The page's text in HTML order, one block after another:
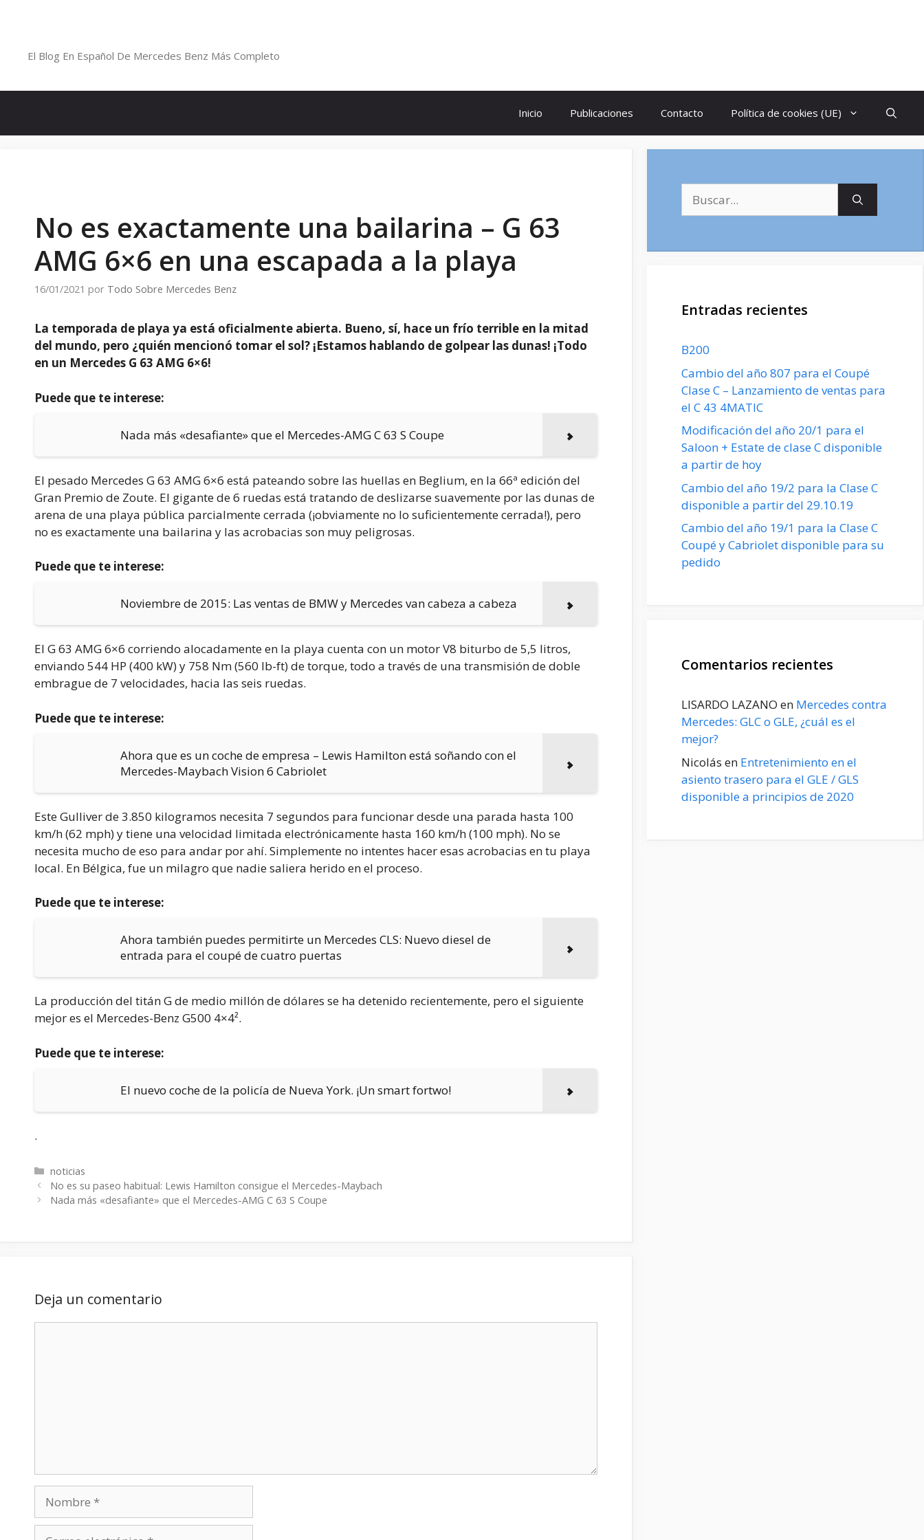
El Blog En Español De Mercedes Benz Más Completo
Inicio Publicaciones Contacto Política de cookies (UE)
No es exactamente una bailarina – G 63
AMG 6×6 en una escapada a la playa
16/01/2021 por Todo Sobre Mercedes Benz
La temporada de playa ya está oficialmente abierta. Bueno, sí, hace un frío terrible en la mitad
del mundo, pero ¿quién mencionó tomar el sol? ¡Estamos hablando de golpear las dunas! ¡Todo
en un Mercedes G 63 AMG 6×6!
Puede que te interese:
Nada más «desafiante» que el Mercedes-AMG C 63 S Coupe
El pesado Mercedes G 63 AMG 6×6 está pateando sobre las huellas en Beglium, en la 66ª edición del
Gran Premio de Zoute. El gigante de 6 ruedas está tratando de deslizarse suavemente por las dunas de
arena de una playa pública parcialmente cerrada (¡obviamente no lo suficientemente cerrada!), pero
no es exactamente una bailarina y las acrobacias son muy peligrosas.
Puede que te interese:
Noviembre de 2015: Las ventas de BMW y Mercedes van cabeza a cabeza
El G 63 AMG 6×6 corriendo alocadamente en la playa cuenta con un motor V8 biturbo de 5,5 litros,
enviando 544 HP (400 kW) y 758 Nm (560 lb-ft) de torque, todo a través de una transmisión de doble
embrague de 7 velocidades, hacia las seis ruedas.
Puede que te interese:
Ahora que es un coche de empresa – Lewis Hamilton está soñando con el
Mercedes-Maybach Vision 6 Cabriolet
Este Gulliver de 3.850 kilogramos necesita 7 segundos para funcionar desde una parada hasta 100
km/h (62 mph) y tiene una velocidad limitada electrónicamente hasta 160 km/h (100 mph). No se
necesita mucho de eso para andar por ahí. Simplemente no intentes hacer esas acrobacias en tu playa
local. En Bélgica, fue un milagro que nadie saliera herido en el proceso.
Puede que te interese:
Ahora también puedes permitirte un Mercedes CLS: Nuevo diesel de
entrada para el coupé de cuatro puertas
La producción del titán G de medio millón de dólares se ha detenido recientemente, pero el siguiente
mejor es el Mercedes-Benz G500 4×4².
Puede que te interese:
El nuevo coche de la policía de Nueva York. ¡Un smart fortwo!
.
Categorías
noticias
No es su paseo habitual: Lewis Hamilton consigue el Mercedes-Maybach
Nada más «desafiante» que el Mercedes-AMG C 63 S Coupe
Deja un comentario
Entradas recientes
B200
Cambio del año 807 para el Coupé
Clase C – Lanzamiento de ventas para
el C 43 4MATIC
Modificación del año 20/1 para el
Saloon + Estate de clase C disponible
a partir de hoy
Cambio del año 19/2 para la Clase C
disponible a partir del 29.10.19
Cambio del año 19/1 para la Clase C
Coupé y Cabriolet disponible para su
pedido
Comentarios recientes
LISARDO LAZANO en Mercedes contra
Mercedes: GLC o GLE, ¿cuál es el
mejor?
Nicolás en Entretenimiento en el
asiento trasero para el GLE / GLS
disponible a principios de 2020